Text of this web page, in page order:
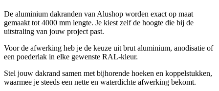
De aluminium dakranden van Alushop worden exact op maat
gemaakt tot 4000 mm lengte. Je kiest zelf de hoogte die bij de
uitstraling van jouw project past.
Voor de afwerking heb je de keuze uit brut aluminium, anodisatie of
een poederlak in elke gewenste RAL-kleur.
Stel jouw dakrand samen met bijhorende hoeken en koppelstukken,
waarmee je steeds een nette en waterdichte afwerking bekomt.